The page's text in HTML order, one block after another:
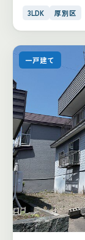
3LDK 厚別区
一戸建て